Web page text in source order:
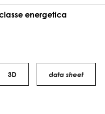
energetica
3D data sheet